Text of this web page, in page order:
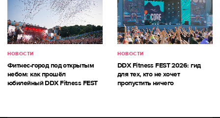
НОВОСТИ
Фитнес-город под открытым
небом: как прошёл
юбилейный DDX Fitness FEST
НОВОСТИ
DDX Fitness FEST 2026: гид
для тех, кто не хочет
пропустить ничего